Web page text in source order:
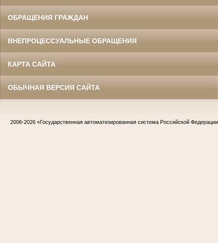
ОБРАЩЕНИЯ ГРАЖДАН
ВНЕПРОЦЕССУАЛЬНЫЕ ОБРАЩЕНИЯ
КАРТА САЙТА
ОБЫЧНАЯ ВЕРСИЯ САЙТА
2006-2026 «Государственная автоматизированная система Российской